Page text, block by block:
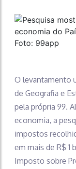
Foto: 99app
O levantamento
de Geografia e
pela própria 99.
economia, a
impostos
em mais de R$ 1
Imposto sobre